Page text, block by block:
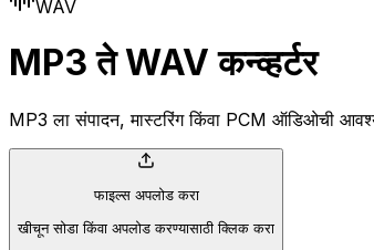
WAV
MP3 ते WAV कन्व्हर्टर
MP3 ला संपादन, मास्टरिंग किंवा PCM ऑडिओची
फाइल्स अपलोड करा
खीचून सोडा किंवा अपलोड करण्यासाठी क्लिक करा